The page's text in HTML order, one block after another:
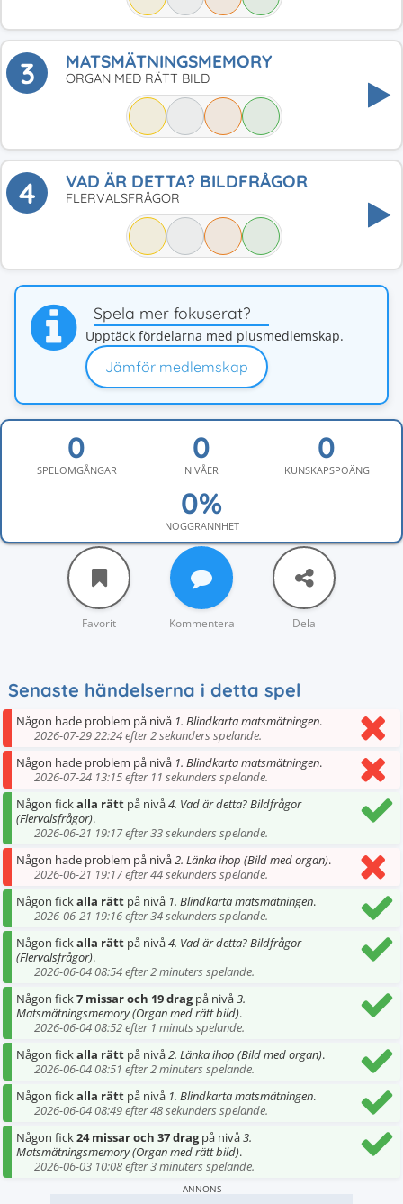
3 MATSMÄTNINGSMEMORY
ORGAN MED RÄTT BILD
4 VAD ÄR DETTA? BILDFRÅGOR
FLERVALSFRÅGOR
Spela mer fokuserat?
Upptäck fördelarna med plusmedlemskap.
Jämför medlemskap
SPELOMGÅNGAR NIVÅER KUNSKAPSPOÄNG
NOGGRANNHET
Favorit Kommentera Dela
Senaste händelserna i detta spel
Någon hade problem på nivå 1. Blindkarta matsmätningen.
2026-07-29 22:24 efter 2 sekunders spelande.
Någon hade problem på nivå 1. Blindkarta matsmätningen.
2026-07-24 13:15 efter 11 sekunders spelande.
Någon fickalla rätt på nivå4. Vad är detta? Bildfrågor
(Flervalsfrågor).
2026-06-21 19:17 efter 33 sekunders spelande.
Någon hade problem på nivå2. Länka ihop (Bild med organ).
2026-06-21 19:17 efter 44 sekunders spelande.
Någon fickalla rätt på nivå 1. Blindkarta matsmätningen.
2026-06-21 19:16 efter 34 sekunders spelande.
Någon fickalla rätt på nivå4. Vad är detta? Bildfrågor
(Flervalsfrågor).
2026-06-04 08:54 efter 2 minuters spelande.
Någon fick7 missar och 19 dragpå nivå3.
Matsmätningsmemory (Organ med rätt bild).
2026-06-04 08:52 efter 1 minuts spelande.
Någon fickalla rätt på nivå2. Länka ihop (Bild med organ).
2026-06-04 08:51 efter 2 minuters spelande.
Någon fickalla rätt på nivå 1. Blindkarta matsmätningen.
2026-06-04 08:49 efter 48 sekunders spelande.
Någon fick24 missar och 37 dragpå nivå3.
Matsmätningsmemory (Organ med rätt bild).
2026-06-03 10:08 efter 3 minuters spelande.
ANNONS